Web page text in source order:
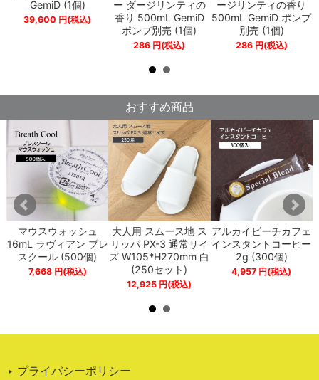
GemiD (1個)
39,600 円(税込)
ー ダージリンティの
香り 500mL GemiD
ポンプ別売 (1個)
286 円(税込)
ージリンティの香り
500mL GemiD ポンプ
別売 (1個)
286円(税込)
おすすめ商品
マウスウォッシュ
16mL ラヴィアン ブレ
スクール (500個)
7,668円(税込)
大人用 スムース地 ス
リッパ PX-3 通常サイ
ズ W105*H270mm 白
(250セット)
12,925 円(税込)
アルカイビーチカフェ
インスタントコーヒー
2g (300個)
4,957 円(税込)
‣ プライバシーポリシー